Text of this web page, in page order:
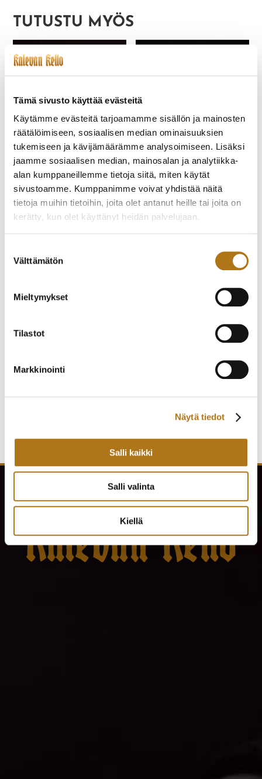
Tämä sivusto käyttää evästeitä
Käytämme evästeitä tarjoamamme sisällön ja mainosten
räätälöimiseen, sosiaalisen median ominaisuuksien
tukemiseen ja kävijämäärämme analysoimiseen. Lisäksi
jaamme sosiaalisen median, mainosalan ja analytiikka-
alan kumppaneillemme tietoja siitä, miten käytät
sivustoamme. Kumppanimme voivat yhdistää näitä
tietoja muihin tietoihin, joita olet antanut heille tai joita on
kerätty, kun olet käyttänyt heidän palvelujaan.
valinta
Välttämätön
Mieltymykset
Tilastot
Markkinointi
Näytä tiedot
Salli kaikki
Salli valinta
Kiellä
TUTUSTU MYÖS
ETERNA-082
MONTEREY
730,00€
CORUM-001
BUCKINGHAM
1 950,00€
2 200,00
CITIZEN-032 NEW